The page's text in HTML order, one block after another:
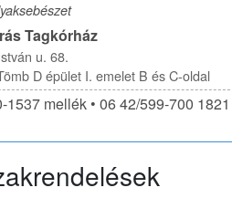
Tagkórház
u. 68.
D épület I. emelet B és C-oldal
1537 mellék • 06 42/599-700 1821